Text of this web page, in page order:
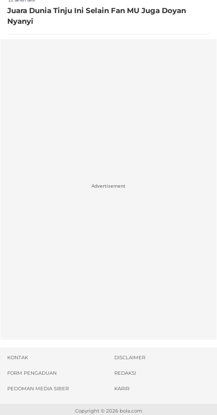
Juara Dunia Tinju Ini Selain Fan MU Juga Doyan
Nyanyi
Advertisement
KONTAK DISCLAIMER
FORM PENGADUAN REDAKSI
PEDOMAN MEDIA SIBER KARIR
Copyright © 2026 bola.com